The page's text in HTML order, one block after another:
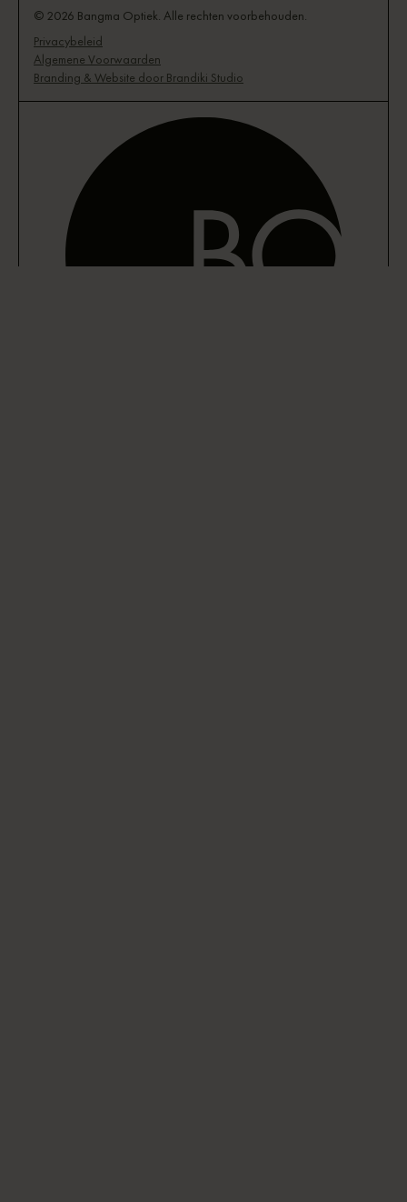
© 2026 Bangma Optiek. Alle rechten voorbehouden.
Privacybeleid
Algemene Voorwaarden
Branding & Website door Brandiki Studio